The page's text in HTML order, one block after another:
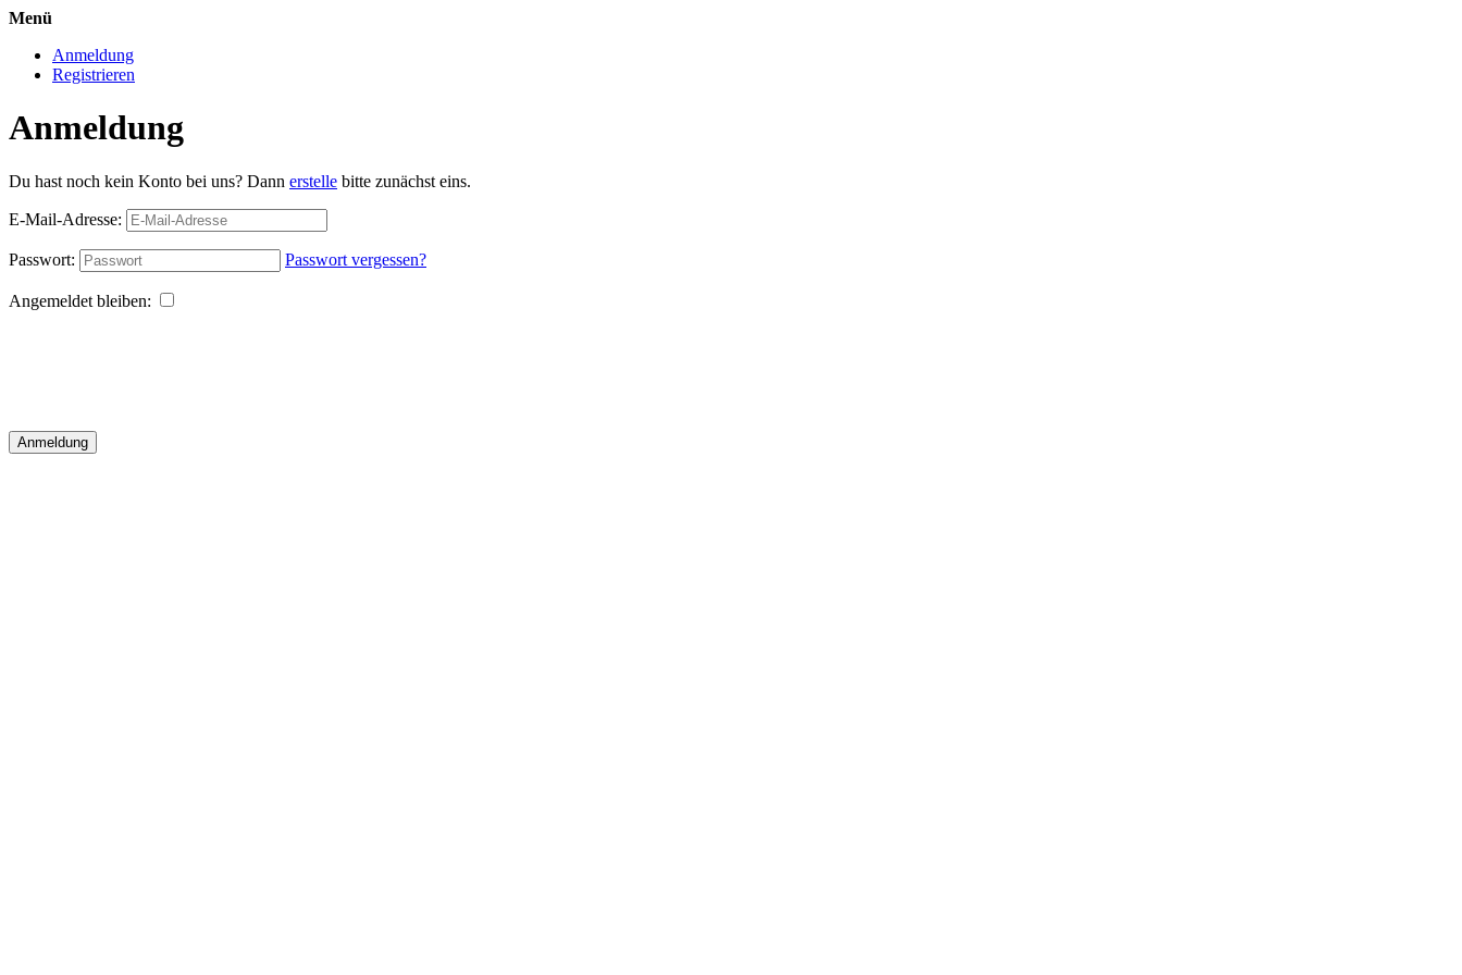
Menü
Anmeldung
Registrieren
Anmeldung
Du hast noch kein Konto bei uns? Dann erstelle bitte zunächst eins.
E-Mail-Adresse:
Passwort: Passwort vergessen?
Angemeldet bleiben:
Anmeldung